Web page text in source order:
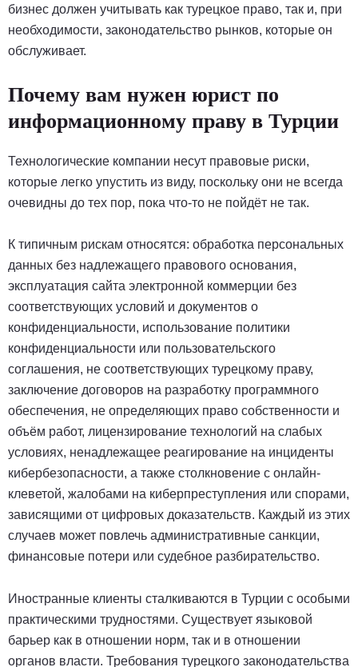
бизнес должен учитывать как турецкое право, так и, при
необходимости, законодательство рынков, которые он
обслуживает.
Почему вам нужен юрист по
информационному праву в Турции
Технологические компании несут правовые риски,
которые легко упустить из виду, поскольку они не всегда
очевидны до тех пор, пока что-то не пойдёт не так.
К типичным рискам относятся: обработка персональных
данных без надлежащего правового основания,
эксплуатация сайта электронной коммерции без
соответствующих условий и документов о
конфиденциальности, использование политики
конфиденциальности или пользовательского
соглашения, не соответствующих турецкому праву,
заключение договоров на разработку программного
обеспечения, не определяющих право собственности и
объём работ, лицензирование технологий на слабых
условиях, ненадлежащее реагирование на инциденты
кибербезопасности, а также столкновение с онлайн-
клеветой, жалобами на киберпреступления или спорами,
зависящими от цифровых доказательств. Каждый из этих
случаев может повлечь административные санкции,
финансовые потери или судебное разбирательство.
Иностранные клиенты сталкиваются в Турции с особыми
практическими трудностями. Существует языковой
барьер как в отношении норм, так и в отношении
органов власти. Требования турецкого законодательства